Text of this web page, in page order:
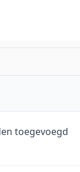
toegevoegd